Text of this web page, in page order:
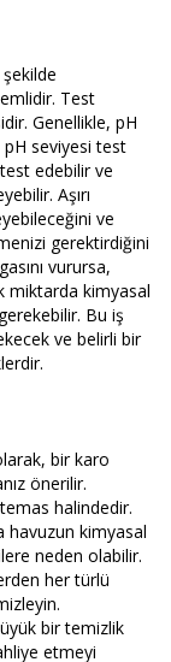
Test
Genellikle, pH
pH seviyesi test
edebilir ve
Aşırı
ve
gerektirdiğini
vurursa,
miktarda kimyasal
Bu iş
ve belirli bir
bir karo
önerilir.
halindedir.
havuzun kimyasal
neden olabilir.
her türlü
bir temizlik
etmeyi